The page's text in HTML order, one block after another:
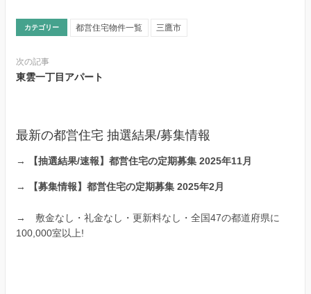
カテゴリー 都営住宅物件一覧 三鷹市
次の記事
東雲一丁目アパート
最新の都営住宅 抽選結果/募集情報
→ 【抽選結果/速報】都営住宅の定期募集 2025年11月
→ 【募集情報】都営住宅の定期募集 2025年2月
→ 敷金なし・礼金なし・更新料なし・全国47の都道府県に
100,000室以上!